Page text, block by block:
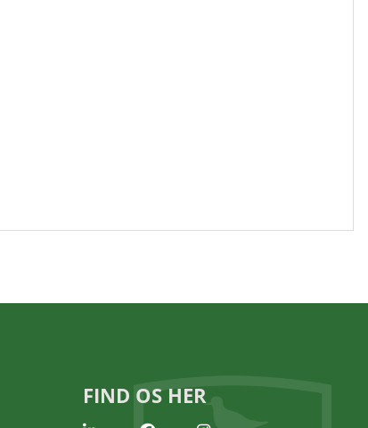
FIND OS HER